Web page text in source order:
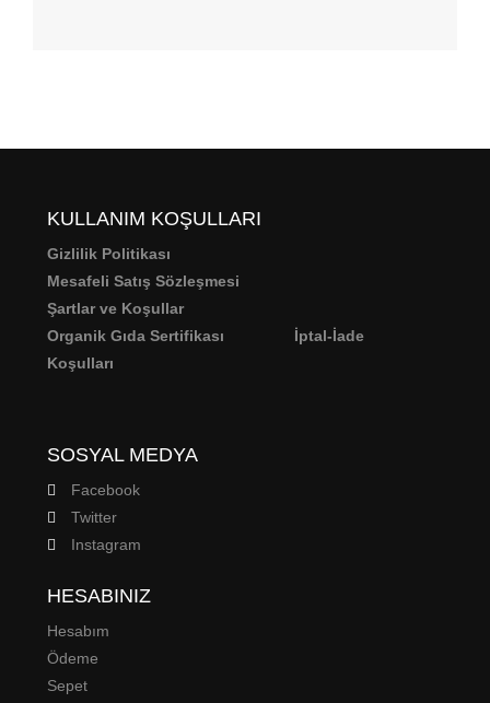
KULLANIM KOŞULLARI
Gizlilik Politikası
Mesafeli Satış Sözleşmesi
Şartlar ve Koşullar
Organik Gıda Sertifikası
İptal-İade
Koşulları
SOSYAL MEDYA
Facebook
Twitter
Instagram
HESABINIZ
Hesabım
Ödeme
Sepet